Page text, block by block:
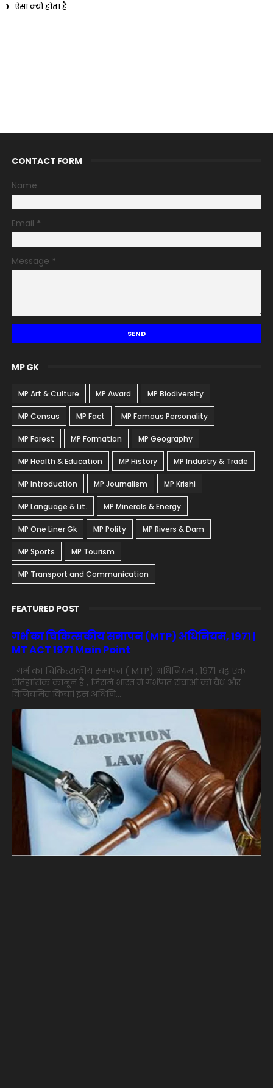
ऐसा क्यों होता है
CONTACT FORM
Name
Email *
Message *
MP GK
MP Art & Culture MP Award MP Biodiversity
MP Census MP Fact MP Famous Personality
MP Forest MP Formation MP Geography
MP Health & Education MP History MP Industry & Trade
MP Introduction MP Journalism MP Krishi
MP Language & Lit. MP Minerals & Energy
MP One Liner Gk MP Polity MP Rivers & Dam
MP Sports MP Tourism
MP Transport and Communication
FEATURED POST
गर्भ का चिकित्सकीय समापन (MTP) अधिनियम, 1971 |
MT ACT 1971 Main Point
गर्भ का चिकित्सकीय समापन ( MTP) अधिनियम , 1971 यह एक
ऐतिहासिक कानून है , जिसने भारत में गर्भपात सेवाओं को वैध और
विनियमित किया। इस अधिनि...